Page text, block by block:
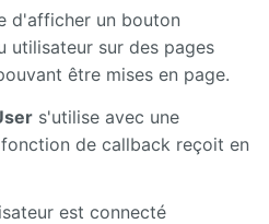
d'afficher un bouton
utilisateur sur des pages
être mises en page.
s'utilise avec une
de callback reçoit en
est connecté